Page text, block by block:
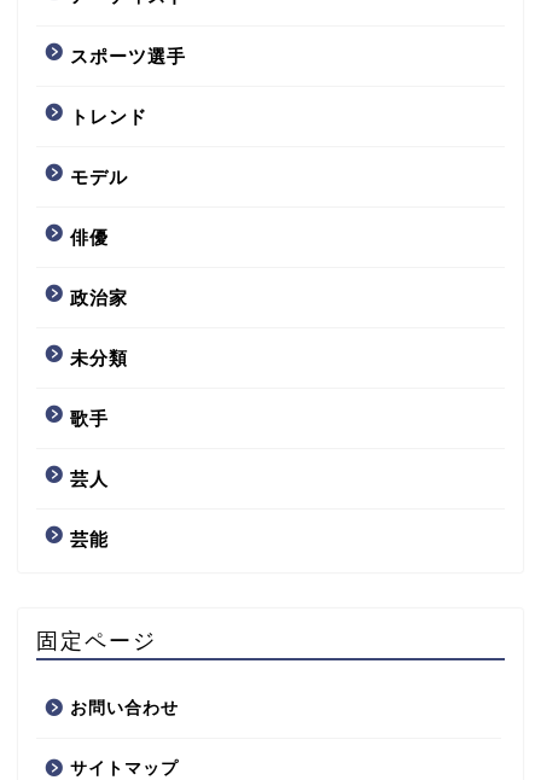
スポーツ選手
トレンド
モデル
俳優
政治家
未分類
歌手
芸人
芸能
固定ページ
お問い合わせ
サイトマップ